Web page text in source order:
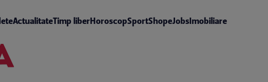
ActualitateTimp liberHoroscopSportShopeJobsImobiliare